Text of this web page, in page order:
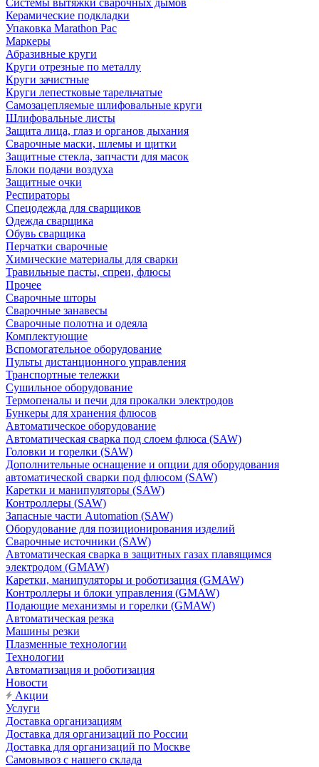
Системы вытяжки сварочных дымов
Керамические подкладки
Упаковка Marathon Pac
Маркеры
Абразивные круги
Круги отрезные по металлу
Круги зачистные
Круги лепестковые тарельчатые
Самозацепляемые шлифовальные круги
Шлифовальные листы
Защита лица, глаз и органов дыхания
Сварочные маски, шлемы и щитки
Защитные стекла, запчасти для масок
Блоки подачи воздуха
Защитные очки
Респираторы
Спецодежда для сварщиков
Одежда сварщика
Обувь сварщика
Перчатки сварочные
Химические материалы для сварки
Травильные пасты, спреи, флюсы
Прочее
Сварочные шторы
Сварочные занавесы
Сварочные полотна и одеяла
Комплектующие
Вспомогательное оборудование
Пульты дистанционного управления
Транспортные тележки
Сушильное оборудование
Термопеналы и печи для прокалки электродов
Бункеры для хранения флюсов
Автоматическое оборудование
Автоматическая сварка под слоем флюса (SAW)
Головки и горелки (SAW)
Дополнительные оснащение и опции для оборудования
автоматической сварки под флюсом (SAW)
Каретки и манипуляторы (SAW)
Контроллеры (SAW)
Запасные части Automation (SAW)
Оборудование для позиционирования изделий
Сварочные источники (SAW)
Автоматическая сварка в защитных газах плавящимся
электродом (GMAW)
Каретки, манипуляторы и роботизация (GMAW)
Контроллеры и блоки управления (GMAW)
Подающие механизмы и горелки (GMAW)
Автоматическая резка
Машины резки
Плазменные технологии
Технологии
Автоматизация и роботизация
Новости
Акции
Услуги
Доставка организациям
Доставка для организаций по России
Доставка для организаций по Москве
Самовывоз с нашего склада